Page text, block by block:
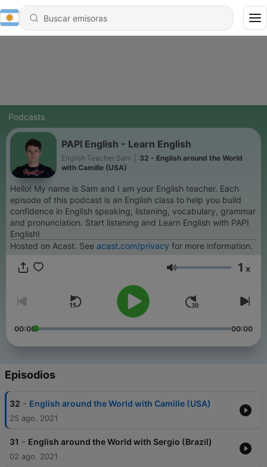
Podcasts
PAPI English - Learn English
English Teacher Sam
32 - English around the World
with Camille (USA)
Hello! My name is Sam and I am your English teacher. Each
episode of this podcast is an English class to help you build
confidence in English speaking, listening, vocabulary, grammar
and pronunciation. Start listening and Learn English with PAPI
English!
Hosted on Acast. See acast.com/privacy for more information.
Volumen 1 x
00:00 00:00
Episodios
32 - English around the World with Camille (USA)
25 ago. 2021
31 - English around the World with Sergio (Brazil)
02 ago. 2021